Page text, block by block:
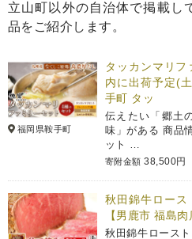
立山町以外の自治体で掲載し
品をご紹介します。
福岡県鞍手町
タッカンマリ
内に出荷予定(
手町 タッ
伝えたい「郷土
味」がある 商品
ット …
寄附金額 38,500円
秋田錦牛ロース
【男鹿市 福島
秋田錦牛ロース